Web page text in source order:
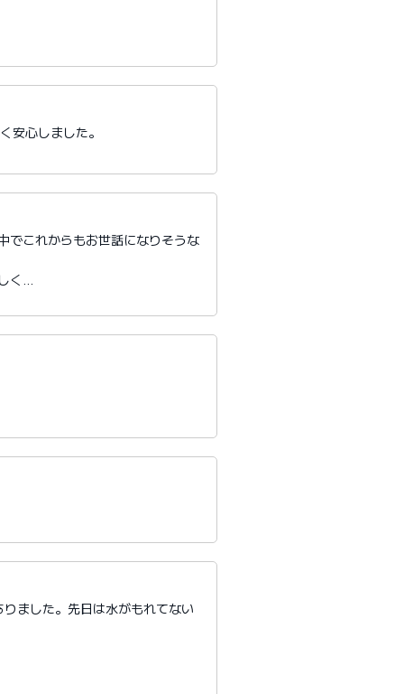
安心しました。
でこれからもお世話になりそうな
く…
ました。先日は水がもれてない